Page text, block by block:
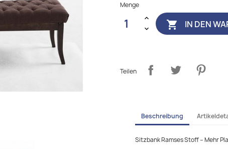
Menge
 IN DEN
Teilen
Beschreibung
Sitzbank Ramses Stoff – Mehr